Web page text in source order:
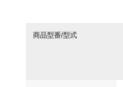
商品型番/型式